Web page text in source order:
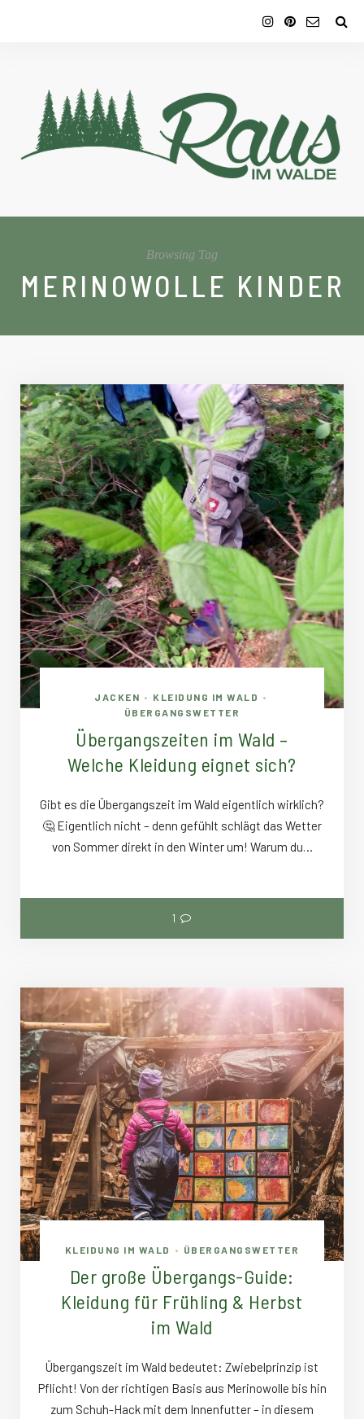
Browsing Tag
MERINOWOLLE KINDER
JACKEN • KLEIDUNG IM WALD •
ÜBERGANGSWETTER
Übergangszeiten im Wald –
Welche Kleidung eignet sich?
Gibt es die Übergangszeit im Wald eigentlich wirklich?
🤔 Eigentlich nicht – denn gefühlt schlägt das Wetter
von Sommer direkt in den Winter um! Warum du…
1
KLEIDUNG IM WALD • ÜBERGANGSWETTER
Der große Übergangs-Guide:
Kleidung für Frühling & Herbst
im Wald
Übergangszeit im Wald bedeutet: Zwiebelprinzip ist
Pflicht! Von der richtigen Basis aus Merinowolle bis hin
zum Schuh-Hack mit dem Innenfutter – in diesem